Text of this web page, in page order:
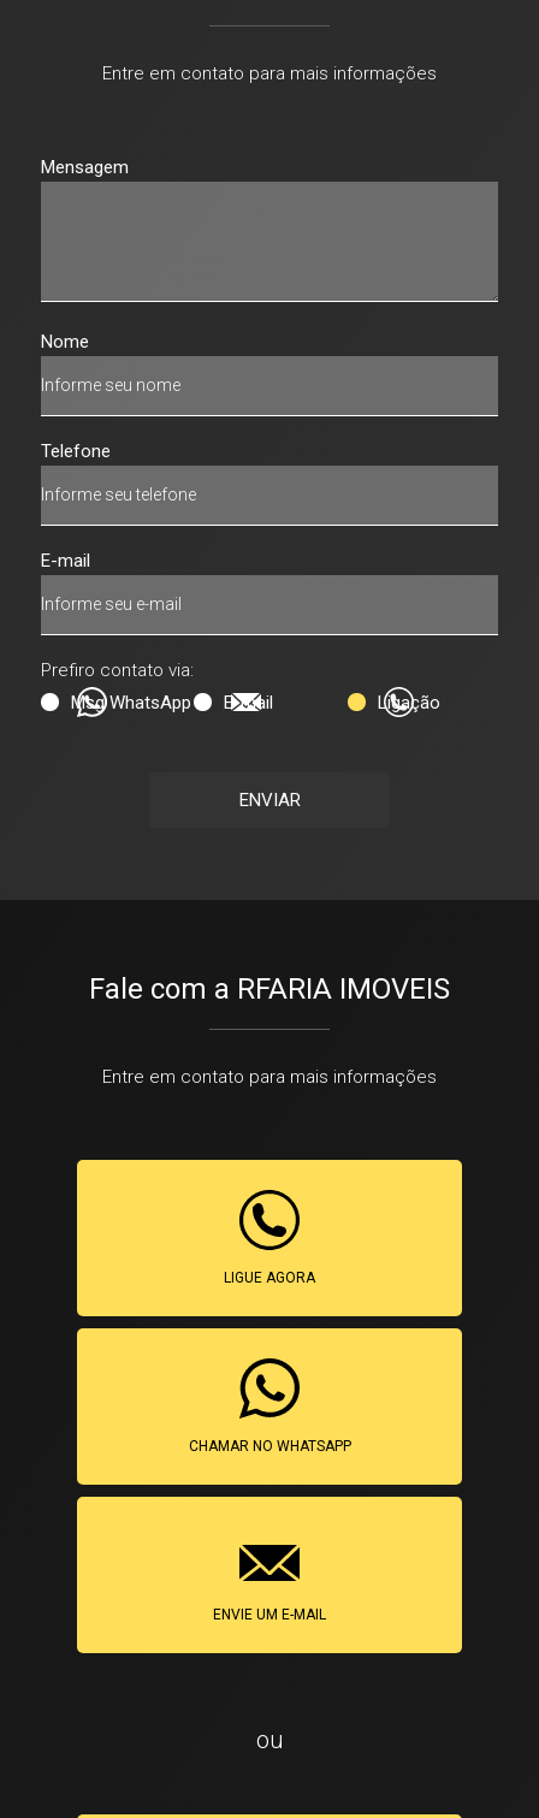
Entre em contato para mais informações
Mensagem
Nome
Telefone
E-mail
Prefiro contato via:
Msg WhatsApp
E-mail Ligação
ENVIAR
Fale com a RFARIA IMOVEIS
Entre em contato para mais informações
LIGUE AGORA
CHAMAR NO WHATSAPP
ENVIE UM E-MAIL
ou